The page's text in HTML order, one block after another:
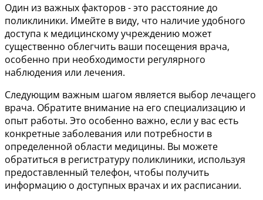
Один из важных факторов - это расстояние до
поликлиники. Имейте в виду, что наличие удобного
доступа к медицинскому учреждению может
существенно облегчить ваши посещения врача,
особенно при необходимости регулярного
наблюдения или лечения.
Следующим важным шагом является выбор лечащего
врача. Обратите внимание на его специализацию и
опыт работы. Это особенно важно, если у вас есть
конкретные заболевания или потребности в
определенной области медицины. Вы можете
обратиться в регистратуру поликлиники, используя
предоставленный телефон, чтобы получить
информацию о доступных врачах и их расписании.